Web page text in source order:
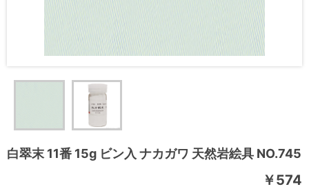
白翠末 11番 15g ビン入 ナカガワ 天然岩絵具 NO.745
￥574